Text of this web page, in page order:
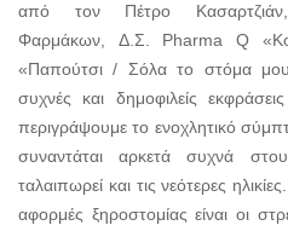
από τον Πέτρο
Φαρμάκων, Δ.Σ. Pharma Q
«Παπούτσι / Σόλα το στόμα
συχνές και δημοφιλείς
περιγράψουμε το ενοχλητικό
συναντάται αρκετά συχνά
ταλαιπωρεί και τις νεότερες
αφορμές ξηροστομίας είναι οι